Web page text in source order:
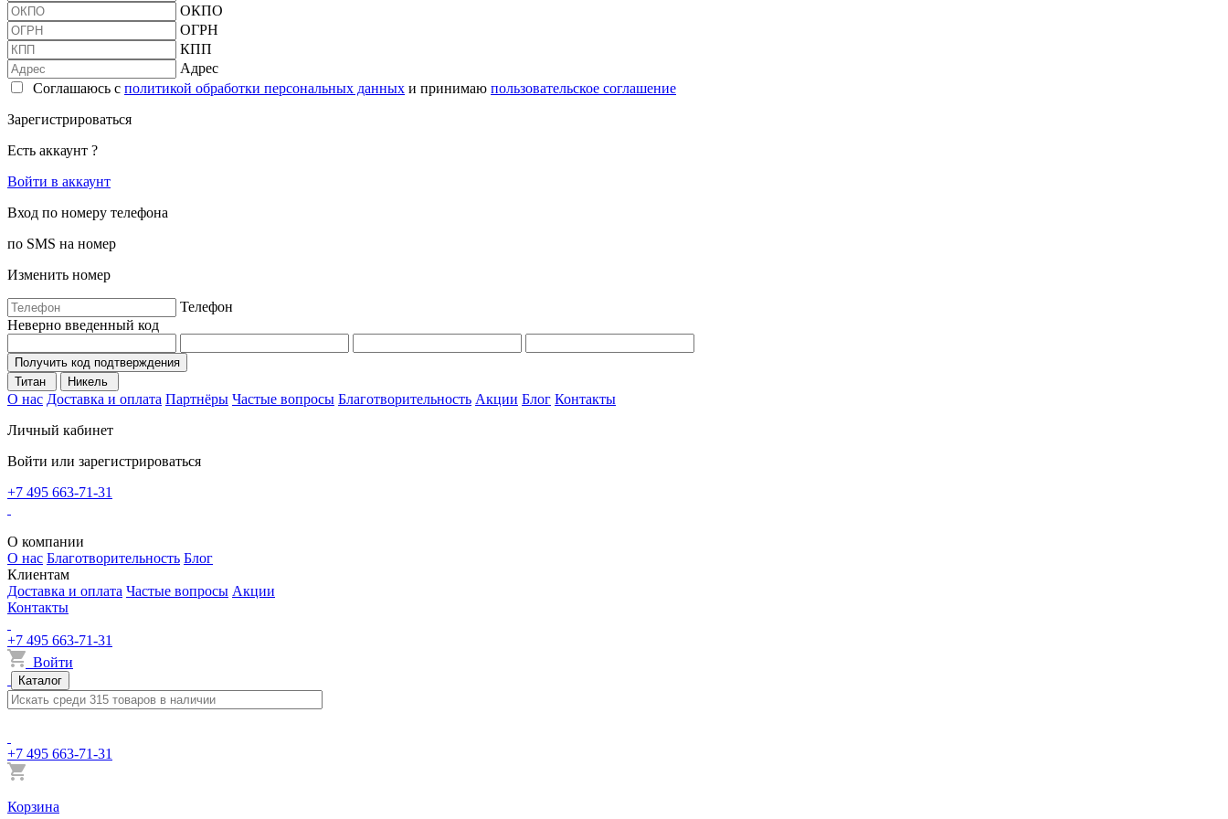
ОКПО
ОГРН
КПП
Адрес
Соглашаюсь с политикой обработки персональных данных и принимаю пользовательское соглашение
Зарегистрироваться
Есть аккаунт ?
Войти в аккаунт
Вход по номеру телефона
по SMS на номер
Изменить номер
Телефон
Неверно введенный код
Получить код подтверждения
Титан
Никель
О нас Доставка и оплата Партнёры Частые вопросы Благотворительность Акции Блог Контакты
Личный кабинет
Войти или зарегистрироваться
+7 495 663-71-31
О компании
О нас Благотворительность Блог
Клиентам
Доставка и оплата Частые вопросы Акции
Контакты
+7 495 663-71-31
Войти
Каталог
+7 495 663-71-31
Корзина